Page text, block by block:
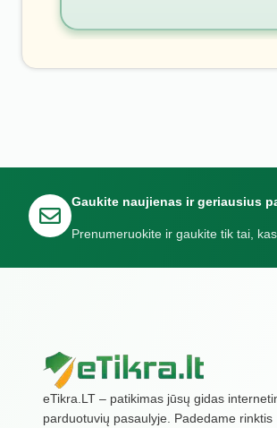
Gaukite naujienas ir geriausius
Prenumeruokite ir gaukite tik tai,
eTikra.LT – patikimas jūsų gidas
parduotuvių pasaulyje. Padedame rinktis